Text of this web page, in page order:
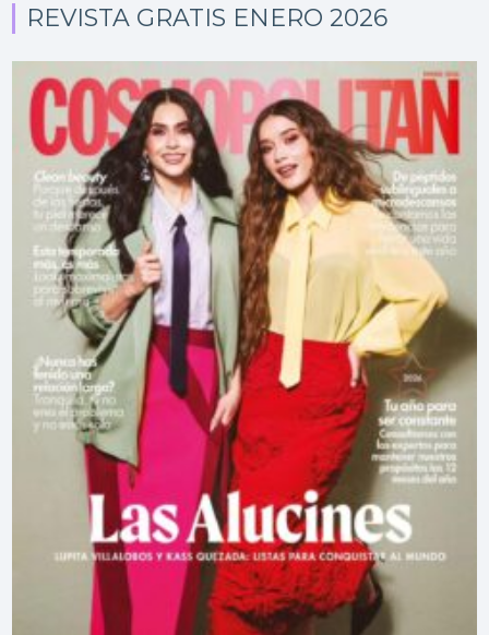
REVISTA GRATIS ENERO 2026